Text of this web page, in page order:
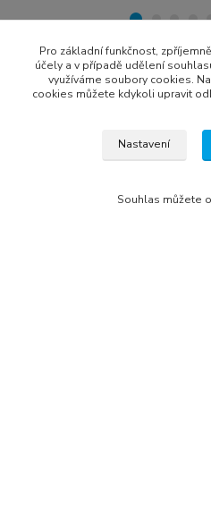
Zboží zařazeno v
plastové vchodové dveře
vchodové dveře dle lokality
Pro základní funkčnost,
účely a v případě udělení
využíváme soubory cookies.
cookies můžete kdykoli upravit
Nastavení
Souhlas můžete